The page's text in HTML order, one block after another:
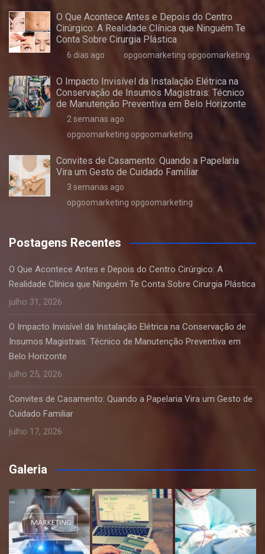
O Que Acontece Antes e Depois do Centro
Cirúrgico: A Realidade Clínica que Ninguém Te
Conta Sobre Cirurgia Plástica
6 dias ago opgoomarketing opgoomarketing
O Impacto Invisível da Instalação Elétrica na
Conservação de Insumos Magistrais: Técnico
de Manutenção Preventiva em Belo Horizonte
2 semanas ago
opgoomarketing opgoomarketing
Convites de Casamento: Quando a Papelaria
Vira um Gesto de Cuidado Familiar
3 semanas ago
opgoomarketing opgoomarketing
Postagens Recentes
O Que Acontece Antes e Depois do Centro Cirúrgico: A
Realidade Clínica que Ninguém Te Conta Sobre Cirurgia Plástica
julho 31, 2026
O Impacto Invisível da Instalação Elétrica na Conservação de
Insumos Magistrais: Técnico de Manutenção Preventiva em
Belo Horizonte
julho 25, 2026
Convites de Casamento: Quando a Papelaria Vira um Gesto de
Cuidado Familiar
julho 17, 2026
Galeria